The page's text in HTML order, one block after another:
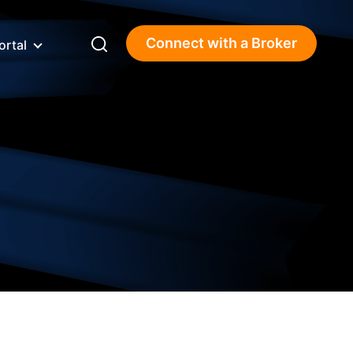
Connect with a Broker